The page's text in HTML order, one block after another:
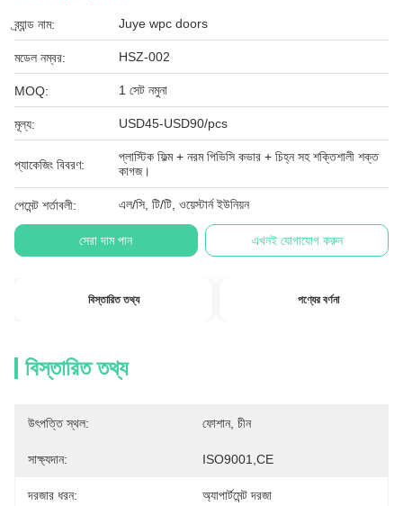
ব্র্যান্ড নাম: Juye wpc doors
মডেল নম্বর: HSZ-002
MOQ: 1 সেট নমুনা
মূল্য: USD45-USD90/pcs
প্যাকেজিং বিবরণ:
প্লাস্টিক ফিল্ম + নরম পিভিসি কভার + চিহ্ন সহ শক্তিশালী শক্ত
কাগজ।
পেমেন্ট শর্তাবলী: এল/সি, টি/টি, ওয়েস্টার্ন ইউনিয়ন
সেরা দাম পান এখনই যোগাযোগ করুন
বিস্তারিত তথ্য পণ্যের বর্ণনা
বিস্তারিত তথ্য
উৎপত্তি স্থল: ফোশান, চীন
সাক্ষ্যদান: ISO9001,CE
দরজার ধরন: অ্যাপার্টমেন্ট দরজা